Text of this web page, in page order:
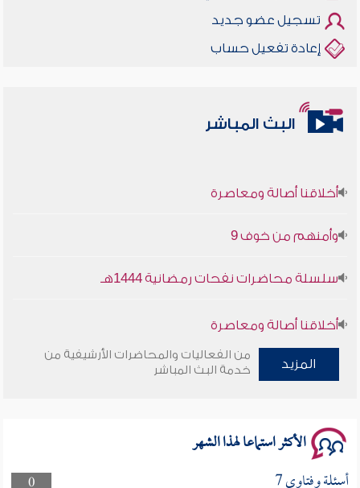
تسجيل عضو جديد
إعادة تفعيل حساب
البث المباشر
أخلاقنا أصالة ومعاصرة
وأمنهم من خوف 9
سلسلة محاضرات نفحات رمضانية 1444هـ
أخلاقنا أصالة ومعاصرة
وأمنهم من خوف 9
المزيد
من الفعاليات والمحاضرات الأرشيفية من
خدمة البث المباشر
الأكثر استماعا لهذا الشهر